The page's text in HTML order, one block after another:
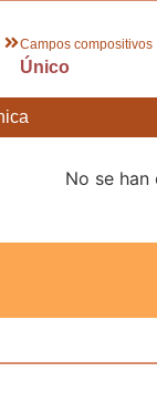
Campos compositivos
Único
No se